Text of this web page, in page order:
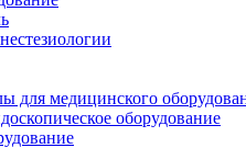
для медицинского
оборудование